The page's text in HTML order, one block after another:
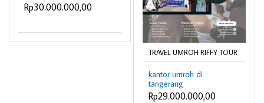
Rp30.000.000,00
TRAVEL UMROH RIFFY TOUR
kantor umroh di
tangerang
Rp29.000.000,00